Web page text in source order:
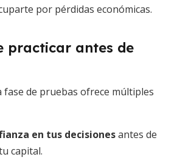
por pérdidas económicas.
practicar antes de
fase de pruebas ofrece múltiples
en tus decisionesantes de
capital.